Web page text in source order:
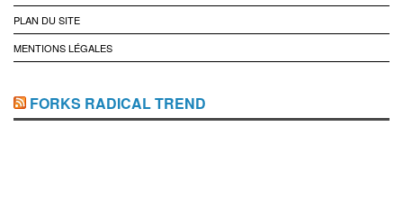
PLAN DU SITE
MENTIONS LÉGALES
FORKS RADICAL TREND